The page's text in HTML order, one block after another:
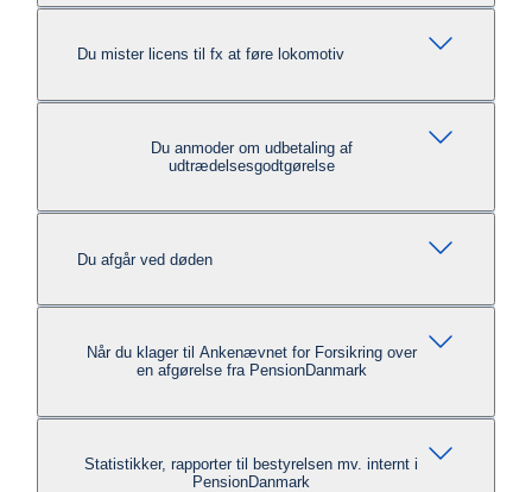
Du mister licens til fx at føre lokomotiv
Du anmoder om udbetaling af
udtrædelsesgodtgørelse
Du afgår ved døden
Når du klager til Ankenævnet for Forsikring over
en afgørelse fra PensionDanmark
Statistikker, rapporter til bestyrelsen mv. internt i
PensionDanmark